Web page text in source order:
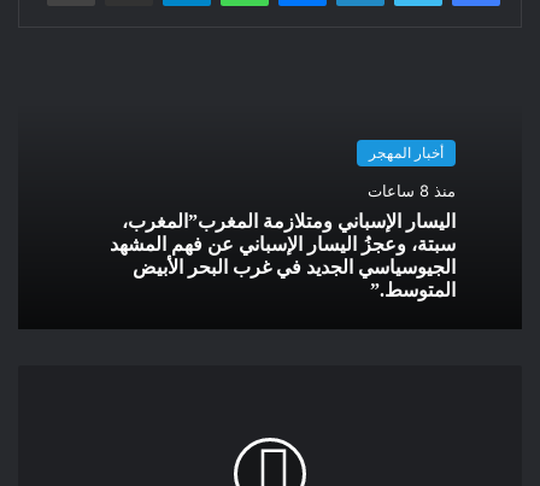
في مونديال 2026، المقام على مساحة جغرافية واسعة وفي ظروف
مناخية متنوعة، ستواجه المنتخبات خصوماً غير مرئيين قد يكون
تأثيرهم حاسماً عندما تكون الفوارق الفنية محدودة.
الخصوم غير المرئيين
الجفاف (الخصم الأول):
اللاعب كميات كبيرة من الماء والشوارد والأملاح عبر التعرق،
عندما تكون الرطوبة مرتفعة، يصبح
تبخر العرق أقل فعالية، وهو ما يضعف قدرة الجسم على التبريد
أخبار المهجر
منذ 8 ساعات
اليسار الإسباني ومتلازمة المغرب”المغرب،
سبتة، وعجزُ اليسار الإسباني عن فهم المشهد
الجيوسياسي الجديد في غرب البحر الأبيض
المتوسط.”